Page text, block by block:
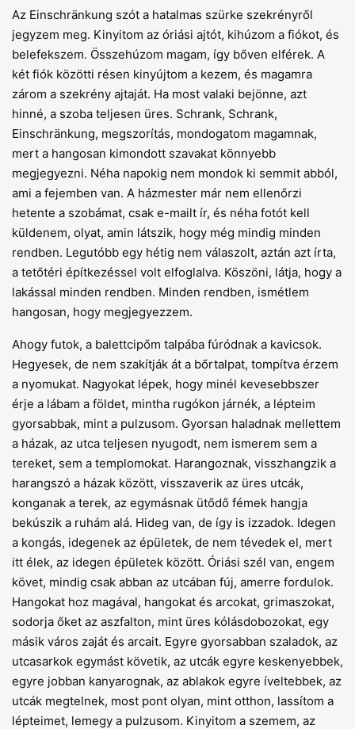
Az Einschränkung szót a hatalmas szürke szekrényről
jegyzem meg. Kinyitom az óriási ajtót, kihúzom a fiókot, és
belefekszem. Összehúzom magam, így bőven elférek. A
két fiók közötti résen kinyújtom a kezem, és magamra
zárom a szekrény ajtaját. Ha most valaki bejönne, azt
hinné, a szoba teljesen üres. Schrank, Schrank,
Einschränkung, megszorítás, mondogatom magamnak,
mert a hangosan kimondott szavakat könnyebb
megjegyezni. Néha napokig nem mondok ki semmit abból,
ami a fejemben van. A házmester már nem ellenőrzi
hetente a szobámat, csak e-mailt ír, és néha fotót kell
küldenem, olyat, amin látszik, hogy még mindig minden
rendben. Legutóbb egy hétig nem válaszolt, aztán azt írta,
a tetőtéri építkezéssel volt elfoglalva. Köszöni, látja, hogy a
lakással minden rendben. Minden rendben, ismétlem
hangosan, hogy megjegyezzem.
Ahogy futok, a balettcipőm talpába fúródnak a kavicsok.
Hegyesek, de nem szakítják át a bőrtalpat, tompítva érzem
a nyomukat. Nagyokat lépek, hogy minél kevesebbszer
érje a lábam a földet, mintha rugókon járnék, a lépteim
gyorsabbak, mint a pulzusom. Gyorsan haladnak mellettem
a házak, az utca teljesen nyugodt, nem ismerem sem a
tereket, sem a templomokat. Harangoznak, visszhangzik a
harangszó a házak között, visszaverik az üres utcák,
konganak a terek, az egymásnak ütődő fémek hangja
bekúszik a ruhám alá. Hideg van, de így is izzadok. Idegen
a kongás, idegenek az épületek, de nem tévedek el, mert
itt élek, az idegen épületek között. Óriási szél van, engem
követ, mindig csak abban az utcában fúj, amerre fordulok.
Hangokat hoz magával, hangokat és arcokat, grimaszokat,
sodorja őket az aszfalton, mint üres kólásdobozokat, egy
másik város zaját és arcait. Egyre gyorsabban szaladok, az
utcasarkok egymást követik, az utcák egyre keskenyebbek,
egyre jobban kanyarognak, az ablakok egyre íveltebbek, az
utcák megtelnek, most pont olyan, mint otthon, lassítom a
lépteimet, lemegy a pulzusom. Kinyitom a szemem, az